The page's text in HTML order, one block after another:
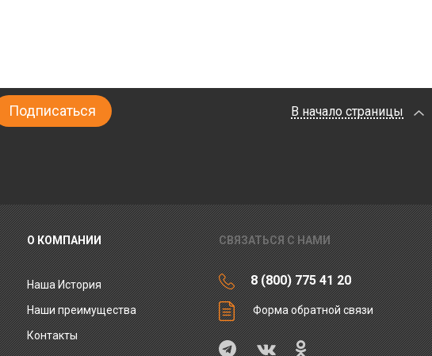
В начало страницы
О КОМПАНИИ
Наша История
Наши преимущества
Контакты
СВЯЗАТЬСЯ С НАМИ
8 (800) 775 41 20
Форма обратной связи